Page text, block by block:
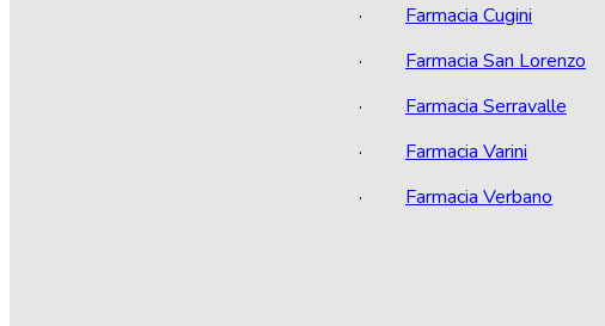
· Farmacia Cugini
· Farmacia San Lorenzo
· Farmacia Serravalle
· Farmacia Varini
· Farmacia Verbano